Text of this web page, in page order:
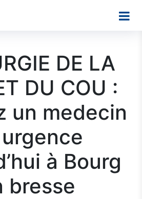
DE LA
DU COU :
un medecin
à Bourg
bresse